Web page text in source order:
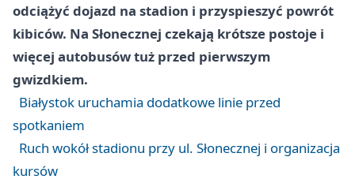
odciążyć dojazd na stadion i przyspieszyć powrót
kibiców. Na Słonecznej czekają krótsze postoje i
więcej autobusów tuż przed pierwszym
gwizdkiem.
Białystok uruchamia dodatkowe linie przed
spotkaniem
Ruch wokół stadionu przy ul. Słonecznej i organizacja
kursów